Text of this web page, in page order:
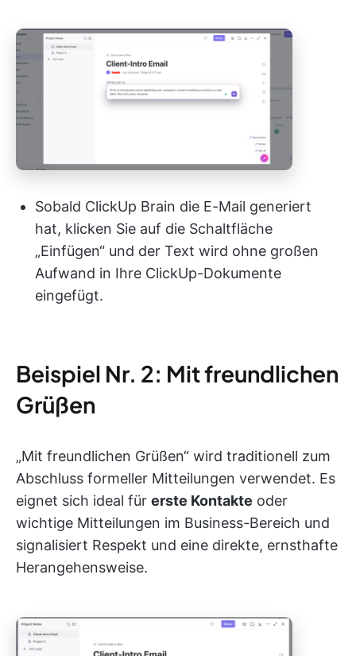
Sobald ClickUp Brain die E-Mail generiert
hat, klicken Sie auf die Schaltfläche
„Einfügen“ und der Text wird ohne großen
Aufwand in Ihre ClickUp-Dokumente
eingefügt.
Beispiel Nr. 2: Mit freundlichen
Grüßen
„Mit freundlichen Grüßen“ wird traditionell zum
Abschluss formeller Mitteilungen verwendet. Es
eignet sich ideal für erste Kontakte oder
wichtige Mitteilungen im Business-Bereich und
signalisiert Respekt und eine direkte, ernsthafte
Herangehensweise.